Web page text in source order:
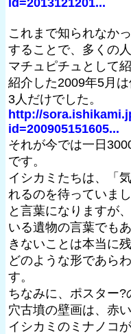
id=2013121201...
これまで知られなか
することで、多くの
マチュピチュとして
紹介した2009年5月
3人だけでした。
http://
id=200905151605...
それが今では一日
です。
イシカミたちは、「
れるのを待っていまし
と言葉になりますが
いる遺物の言葉でも
きないことは本当に
どのような形であら
す。
ちなみに、ポスター
穴古墳の壁画は、赤
イシカミのミナノコ